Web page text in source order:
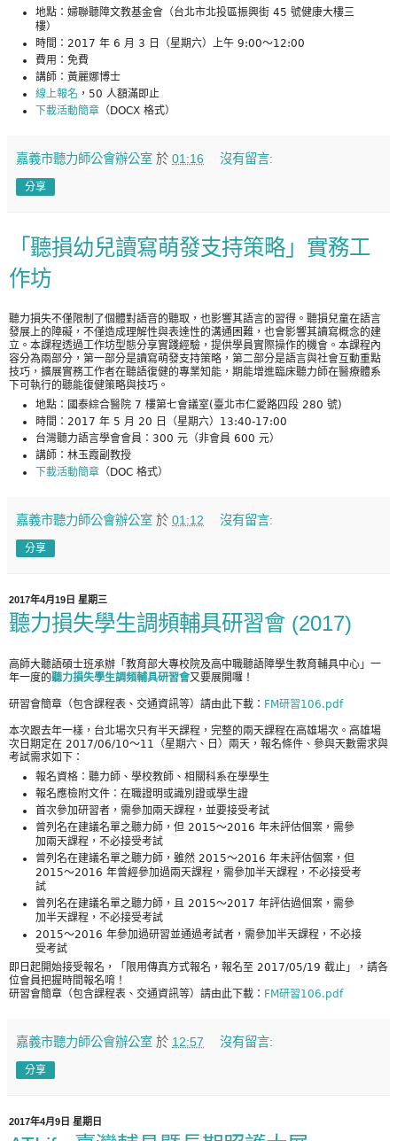
地點：婦聯聽障文教基金會（台北市北投區振興街 45 號健康大樓三
樓）
時間：2017 年 6 月 3 日（星期六）上午 9:00～12:00
費用：免費
講師：黃麗娜博士
線上報名 ，50 人額滿即止
下載活動簡章 （DOCX 格式）
嘉義市聽力師公會辦公室 於 01:16 沒有留言:
分享
「聽損幼兒讀寫萌發支持策略」實務工
作坊
聽力損失不僅限制了個體對語音的聽取，也影響其語言的習得。聽損兒童在語言
發展上的障礙，不僅造成理解性與表達性的溝通困難，也會影響其讀寫概念的建
立。本課程透過工作坊型態分享實踐經驗，提供學員實際操作的機會。本課程內
容分為兩部分，第一部分是讀寫萌發支持策略，第二部分是語言與社會互動重點
技巧，擴展實務工作者在聽語復健的專業知能，期能增進臨床聽力師在醫療體系
下可執行的聽能復健策略與技巧。
地點：國泰綜合醫院 7 樓第七會議室(臺北市仁愛路四段 280 號)
時間：2017 年 5 月 20 日（星期六）13:40-17:00
台灣聽力語言學會會員：300 元（非會員 600 元）
講師：林玉霞副教授
下載活動簡章 （DOC 格式）
嘉義市聽力師公會辦公室 於 01:12 沒有留言:
分享
2017年4月19日 星期三
聽力損失學生調頻輔具研習會 (2017)
高師大聽語碩士班承辦「教育部大專校院及高中職聽語障學生教育輔具中心」一
年一度的聽力損失學生調頻輔具研習會又要展開囉！
研習會簡章（包含課程表、交通資訊等）請由此下載： FM研習106.pdf
本次跟去年一樣，台北場次只有半天課程，完整的兩天課程在高雄場次。高雄場
次日期定在 2017/06/10～11（星期六、日）兩天，報名條件、參與天數需求與
考試需求如下：
報名資格：聽力師、學校教師、相關科系在學學生
報名應檢附文件：在職證明或識別證或學生證
首次參加研習者，需參加兩天課程，並要接受考試
曾列名在建議名單之聽力師，但 2015～2016 年未評估個案，需參
加兩天課程，不必接受考試
曾列名在建議名單之聽力師，雖然 2015～2016 年未評估個案，但
2015～2016 年曾經參加過兩天課程，需參加半天課程，不必接受考
試
曾列名在建議名單之聽力師，且 2015～2017 年評估過個案，需參
加半天課程，不必接受考試
2015～2016 年參加過研習並通過考試者，需參加半天課程，不必接
受考試
即日起開始接受報名，「限用傳真方式報名，報名至 2017/05/19 截止」，請各
位會員把握時間報名唷！
研習會簡章（包含課程表、交通資訊等）請由此下載： FM研習106.pdf
嘉義市聽力師公會辦公室 於 12:57 沒有留言:
分享
2017年4月9日 星期日